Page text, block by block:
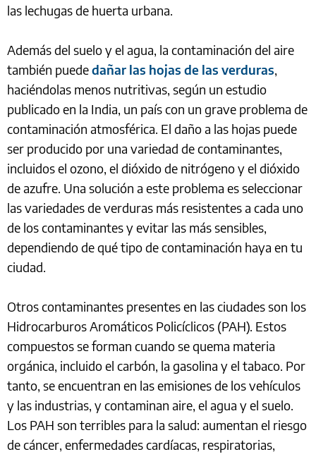
las lechugas de huerta urbana.
Además del suelo y el agua, la contaminación del aire
también puededañar las hojas de las verduras,
haciéndolas menos nutritivas, según un estudio
publicado en la India, un país con un grave problema de
contaminación atmosférica. El daño a las hojas puede
ser producido por una variedad de contaminantes,
incluidos el ozono, el dióxido de nitrógeno y el dióxido
de azufre. Una solución a este problema es seleccionar
las variedades de verduras más resistentes a cada uno
de los contaminantes y evitar las más sensibles,
dependiendo de qué tipo de contaminación haya en tu
ciudad.
Otros contaminantes presentes en las ciudades son los
Hidrocarburos Aromáticos Policíclicos (PAH). Estos
compuestos se forman cuando se quema materia
orgánica, incluido el carbón, la gasolina y el tabaco. Por
tanto, se encuentran en las emisiones de los vehículos
y las industrias, y contaminan aire, el agua y el suelo.
Los PAH son terribles para la salud: aumentan el riesgo
de cáncer, enfermedades cardíacas, respiratorias,